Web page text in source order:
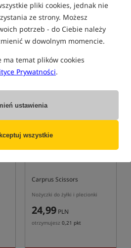
pliki cookies, jednak nie
ze strony. Możesz
potrzeb - do Ciebie należy
w dowolnym momencie.
ma temat plików cookies
Prywatności.
ustawienia
wszystkie
Odkażacz do ran
33,99PLN
otrzymujesz0,29 pkt
BRAK TOWARU
Carprus Scissors
Nożyczki do żyłki i plecionki
24,99 PLN
otrzymujesz 0,21 pkt